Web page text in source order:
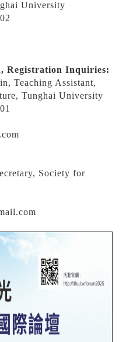
University
Registration Inquiries:
Teaching Assistant,
Tunghai University
Society for